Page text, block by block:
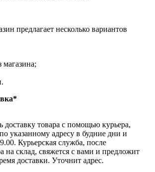
предлагает несколько вариантов
магазина;
доставку товара с помощью курьера,
указанному адресу в будние дни и
Курьерская служба, после
на склад, свяжется с вами и предложит
доставки. Уточнит адрес.